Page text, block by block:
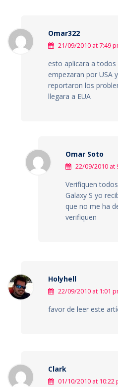
Omar322
21/09/2010 at 7:49
esto aplicara a todos
empezaran por USA
reportaron los
llegara a EUA
Omar Soto
22/09/2010 at
Verifiquen
Galaxy S yo
que no me ha
verifiquen
Holyhell
22/09/2010 at 1:01
favor de leer este
Clark
01/10/2010 at 10:22